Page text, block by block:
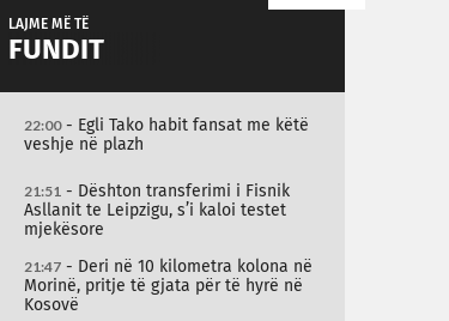
LAJME MË TË
FUNDIT
22:00- Egli Tako habit fansat me këtë
veshje në plazh
21:51 - Dështon transferimi i Fisnik
Asllanit te Leipzigu, s’i kaloi testet
mjekësore
21:47 - Deri në 10 kilometra kolona në
Morinë, pritje të gjata për të hyrë në
Kosovë